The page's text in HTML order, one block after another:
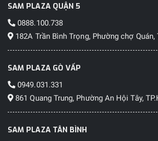
SAM PLAZA QUẬN 5
0888.100.738
182A Trần Bình Trọng, Phường chợ Quán,
SAM PLAZA GÒ VẤP
0949.031.331
861 Quang Trung, Phường An Hội Tây,
SAM PLAZA TÂN BÌNH